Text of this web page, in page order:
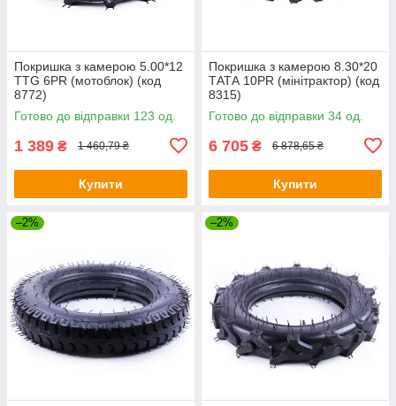
Покришка з камерою 5.00*12
TTG 6PR (мотоблок) (код
8772)
Готово до відправки 123 од.
1 389 ₴ 1 460,79 ₴
Купити
Покришка з камерою 8.30*20
ТАТА 10PR (мінітрактор) (код
8315)
Готово до відправки 34 од.
6 705 ₴ 6 878,65 ₴
Купити
–2% –2%